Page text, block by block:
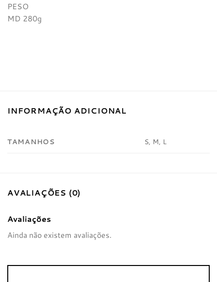
PESO
MD 280g
INFORMAÇÃO ADICIONAL
TAMANHOS S, M, L
AVALIAÇÕES (0)
Avaliações
Ainda não existem avaliações.